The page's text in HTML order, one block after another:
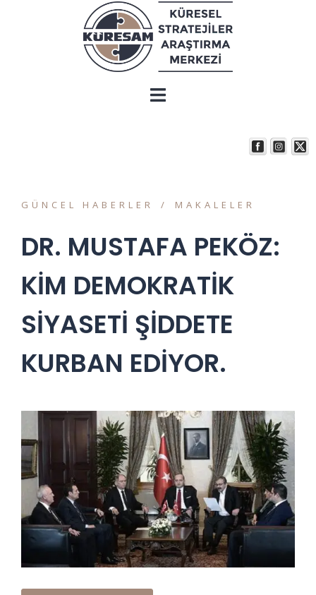
GÜNCEL HABERLER MAKALELER
DR. MUSTAFA PEKÖZ:
KİM DEMOKRATİK
SİYASETİ ŞİDDETE
KURBAN EDİYOR.